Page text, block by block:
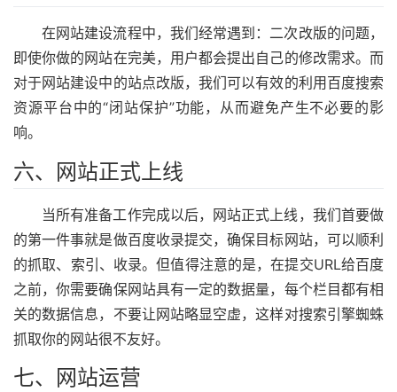
在网站建设流程中，我们经常遇到：二次改版的问题，
即使你做的网站在完美，用户都会提出自己的修改需求。而
对于网站建设中的站点改版，我们可以有效的利用百度搜索
资源平台中的“闭站保护”功能，从而避免产生不必要的影
响。
六、网站正式上线
当所有准备工作完成以后，网站正式上线，我们首要做
的第一件事就是做百度收录提交，确保目标网站，可以顺利
的抓取、索引、收录。但值得注意的是，在提交URL给百度
之前，你需要确保网站具有一定的数据量，每个栏目都有相
关的数据信息，不要让网站略显空虚，这样对搜索引擎蜘蛛
抓取你的网站很不友好。
七、网站运营